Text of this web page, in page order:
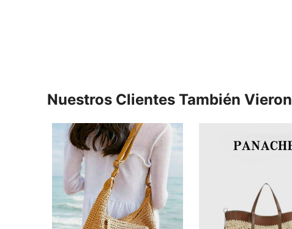
Nuestros Clientes También Vieron